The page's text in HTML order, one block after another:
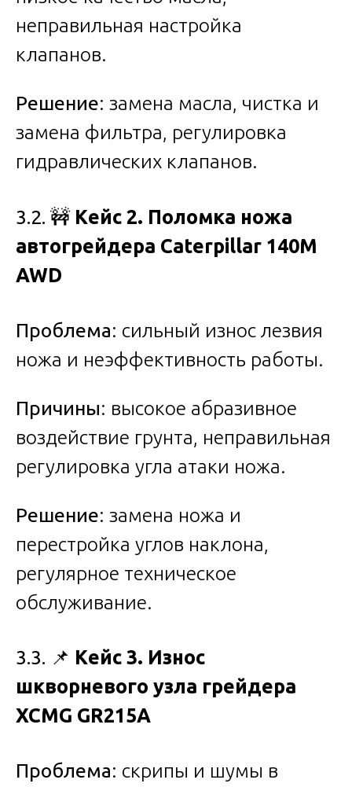
неправильная настройка
клапанов.
Решение: замена масла, чистка и
замена фильтра, регулировка
гидравлических клапанов.
3.2. 🚧 Кейс 2. Поломка ножа
автогрейдера Caterpillar 140M
AWD
Проблема: сильный износ лезвия
ножа и неэффективность работы.
Причины: высокое абразивное
воздействие грунта, неправильная
регулировка угла атаки ножа.
Решение: замена ножа и
перестройка углов наклона,
регулярное техническое
обслуживание.
3.3. 📌 Кейс 3. Износ
шкворневого узла грейдера
XCMG GR215A
Проблема: скрипы и шумы в